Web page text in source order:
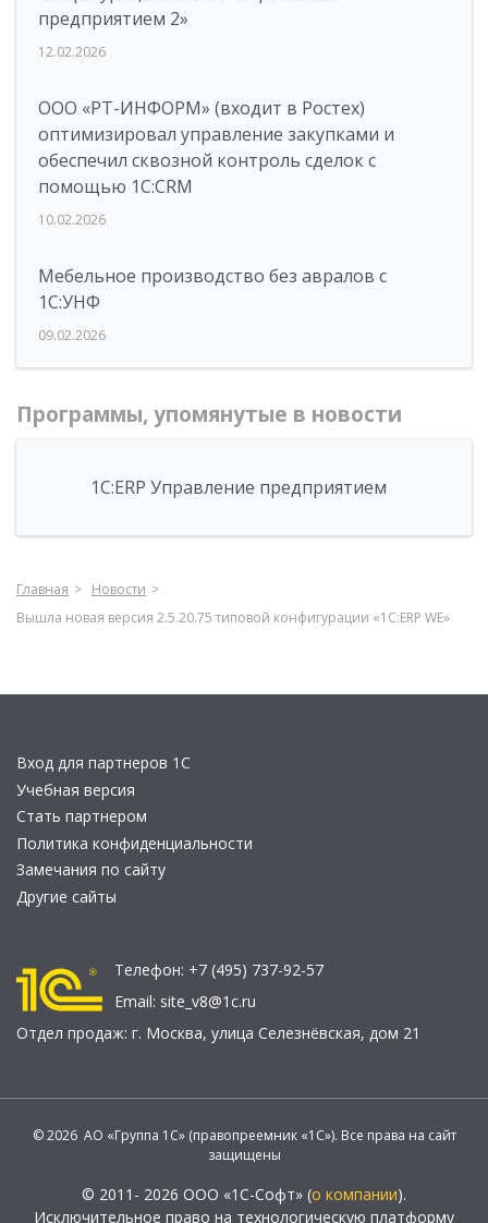
предприятием 2»
12.02.2026
ООО «РТ-ИНФОРМ» (входит в Ростех)
оптимизировал управление закупками и
обеспечил сквозной контроль сделок с
помощью 1С:CRM
10.02.2026
Мебельное производство без авралов с
1С:УНФ
09.02.2026
Программы, упомянутые в новости
1С:ERP Управление предприятием
Главная
Новости
Вышла новая версия 2.5.20.75 типовой конфигурации «1С:ERP WE»
Вход для партнеров 1С
Учебная версия
Стать партнером
Политика конфиденциальности
Замечания по сайту
Другие сайты
Телефон: +7 (495) 737-92-57
Email: site_v8@1c.ru
Отдел продаж: г. Москва, улица Селезнёвская, дом 21
© 2026 АО «Группа 1С» (правопреемник «1С»). Все права на сайт
защищены
© 2011- 2026 ООО «1С-Софт» (о компании).
Исключительное право на технологическую платформу